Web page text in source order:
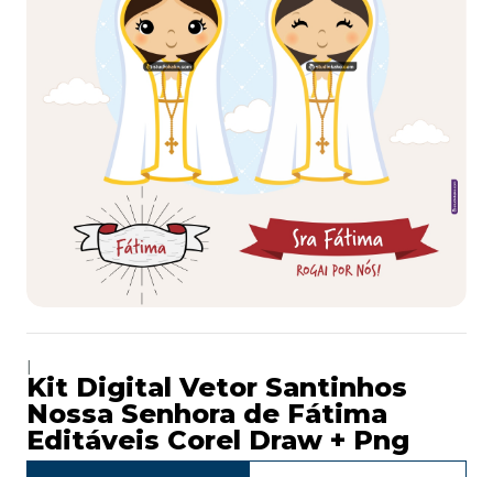
Kit Digital Vetor Santinhos
Nossa Senhora de Fátima
Editáveis Corel Draw + Png